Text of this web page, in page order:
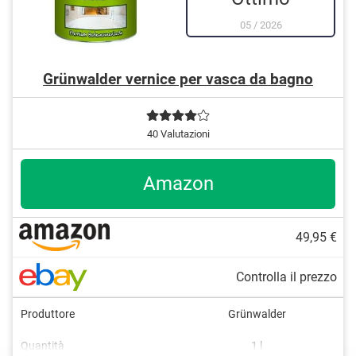
05/ 2026
Grünwalder vernice per vasca da bagno
40 Valutazioni
Amazon
49,95 €
Controlla il prezzo
Produttore Grünwalder
Quantità
1 l
Beige